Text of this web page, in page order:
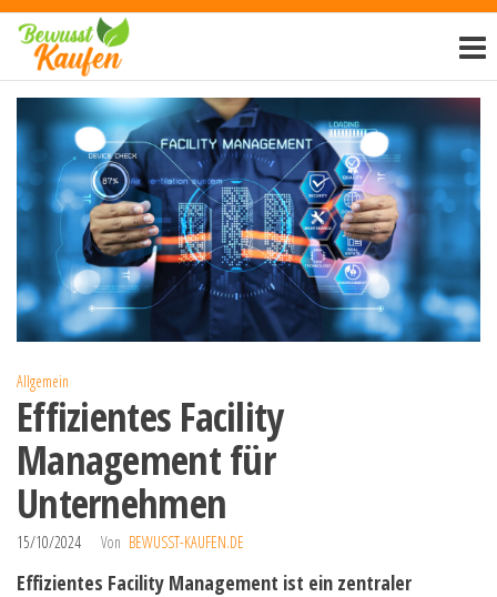
Zum
Inhalt
springen
kaufen.de
Allgemein
Effizientes Facility
Management für
Unternehmen
15/10/2024 Von BEWUSST-KAUFEN.DE
Effizientes Facility Management ist ein zentraler